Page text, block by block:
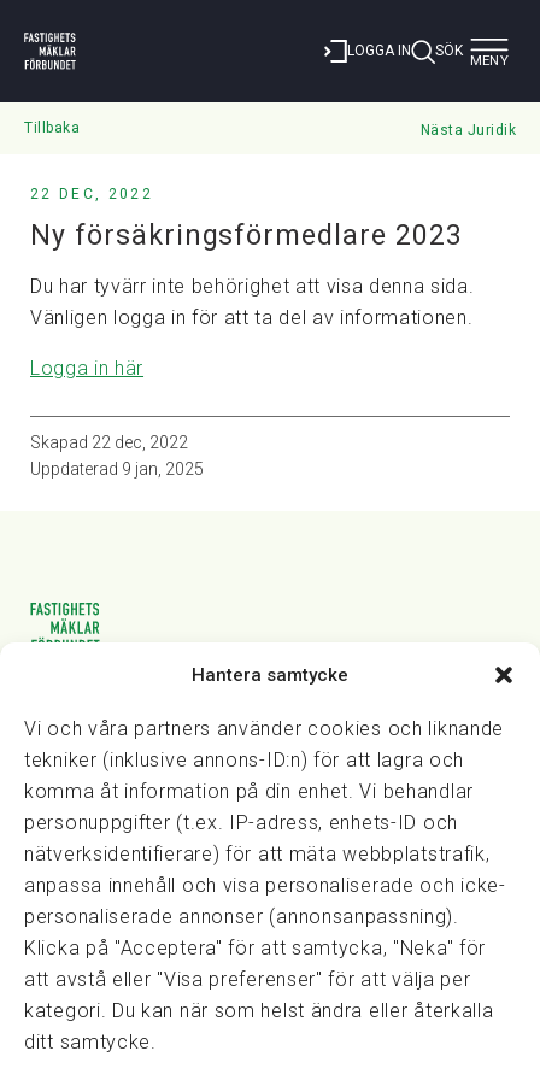
Hantera samtycke
Vi och våra partners använder cookies och liknande
tekniker (inklusive annons-ID:n) för att lagra och
komma åt information på din enhet. Vi behandlar
personuppgifter (t.ex. IP-adress, enhets-ID och
nätverksidentifierare) för att mäta webbplatstrafik,
anpassa innehåll och visa personaliserade och icke-
personaliserade annonser (annonsanpassning).
Klicka på "Acceptera" för att samtycka, "Neka" för
att avstå eller "Visa preferenser" för att välja per
kategori. Du kan när som helst ändra eller återkalla
ditt samtycke.
LOGGA IN SÖK Toggle
MENY
Tillbaka Nästa Juridik
22 DEC, 2022
Ny försäkringsförmedlare 2023
Du har tyvärr inte behörighet att visa denna sida.
Vänligen logga in för att ta del av informationen.
Logga in här
Skapad 22 dec, 2022
Uppdaterad 9 jan, 2025
Vasagatan 28, 111 20 Stockholm
kansli@fmf.se
Snabblänkar
Prisexempel
Medarbetare
Policies & integritet
Information om Cookie-hantering och Google Analytics
Integritetspolicy
Dataskyddsförordningen